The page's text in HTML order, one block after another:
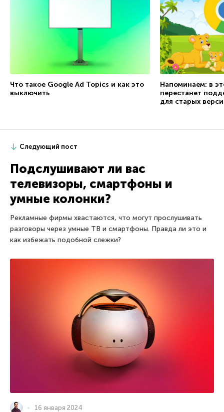
Что такое Google Ad Topics и как это
выключить
Напоминаем: в
перестанет
для старых
Следующий пост
Подслушивают ли вас
телевизоры, смартфоны и
умные колонки?
Рекламные фирмы хвастаются, что могут прослушивать
разговоры через умные ТВ и смартфоны. Правда ли это и
как избежать подобной слежки?
16 января 2024